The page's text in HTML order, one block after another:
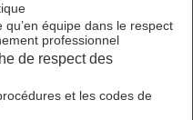
équipe dans le respect
professionnel
de respect des
et les codes de